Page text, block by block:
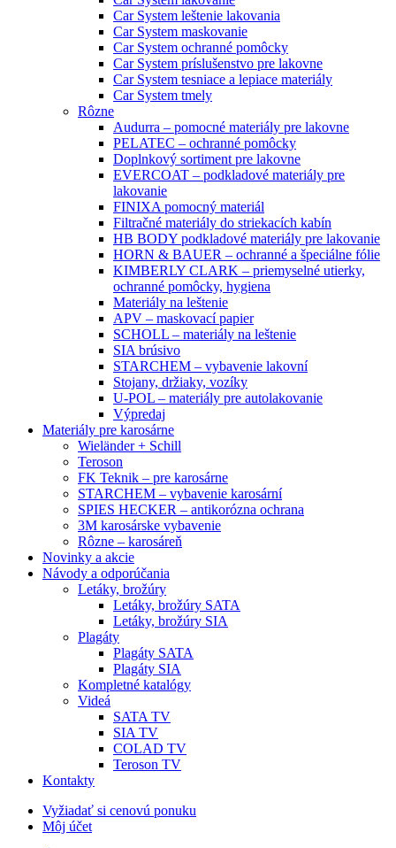
Car System leštenie lakovania
Car System maskovanie
Car System ochranné pomôcky
Car System príslušenstvo pre lakovne
Car System tesniace a lepiace materiály
Car System tmely
Rôzne
Audurra – pomocné materiály pre lakovne
PELATEC – ochranné pomôcky
Doplnkový sortiment pre lakovne
EVERCOAT – podkladové materiály pre
lakovanie
FINIXA pomocný materiál
Filtračné materiály do striekacích kabín
HB BODY podkladové materiály pre lakovanie
HORN & BAUER – ochranné a špeciálne fólie
KIMBERLY CLARK – priemyselné utierky,
ochranné pomôcky, hygiena
Materiály na leštenie
APV – maskovací papier
SCHOLL – materiály na leštenie
SIA brúsivo
STARCHEM – vybavenie lakovní
Stojany, držiaky, vozíky
U-POL – materiály pre autolakovanie
Výpredaj
Materiály pre karosárne
Wieländer + Schill
Teroson
FK Teknik – pre karosárne
STARCHEM – vybavenie karosární
SPIES HECKER – antikorózna ochrana
3M karosárske vybavenie
Rôzne – karosáreň
Novinky a akcie
Návody a odporúčania
Letáky, brožúry
Letáky, brožúry SATA
Letáky, brožúry SIA
Plagáty
Plagáty SATA
Plagáty SIA
Kompletné katalógy
Videá
SATA TV
SIA TV
COLAD TV
Teroson TV
Kontakty
Vyžiadať si cenovú ponuku
Môj účet